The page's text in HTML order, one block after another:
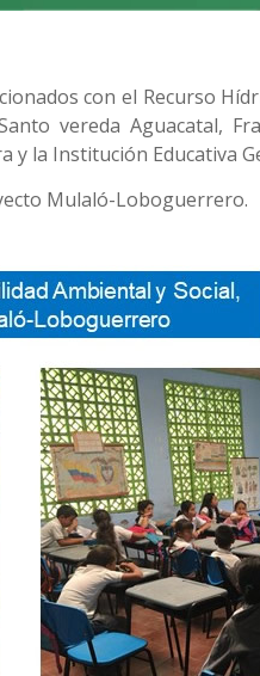
con el Recurso
vereda Aguacatal,
y la Institución Educativa
Mulaló-Loboguerrero.